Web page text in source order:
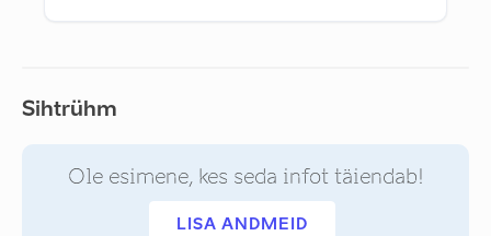
Sihtrühm
Ole esimene, kes seda infot täiendab!
LISA ANDMEID